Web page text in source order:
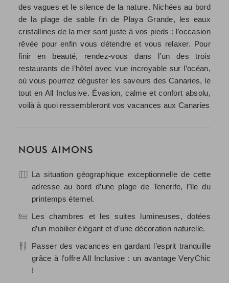
des vagues et le silence de la nature. Nichées au bord
de la plage de sable fin de Playa Grande, les eaux
cristallines de la mer sont juste à vos pieds : l’occasion
rêvée pour enfin vous détendre et vous relaxer. Pour
finir en beauté, rendez-vous dans l’un des trois
restaurants de l’hôtel avec vue incroyable sur l’océan,
où vous pourrez déguster les saveurs des Canaries, le
tout en All Inclusive. Évasion, calme et confort absolu,
voilà à quoi ressembleront vos vacances aux Canaries
NOUS AIMONS
La situation géographique exceptionnelle de cette
adresse au bord d’une plage de Tenerife, l’île du
printemps éternel.
Les chambres et les suites lumineuses, dotées
d’un mobilier élégant et d’une décoration naturelle.
Passer des vacances en gardant l’esprit tranquille
grâce à l’offre All Inclusive : un avantage VeryChic
!